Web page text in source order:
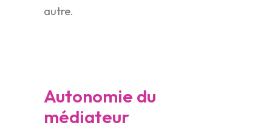
autre.
Autonomie du
médiateur